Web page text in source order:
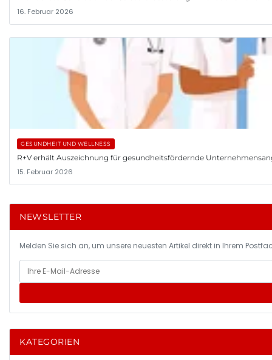
16. Februar 2026
GESUNDHEIT UND WELLNESS
R+V erhält Auszeichnung für gesundheitsfördernde
15. Februar 2026
NEWSLETTER
Melden Sie sich an, um unsere neuesten Artikel direkt in Ihrem
KATEGORIEN